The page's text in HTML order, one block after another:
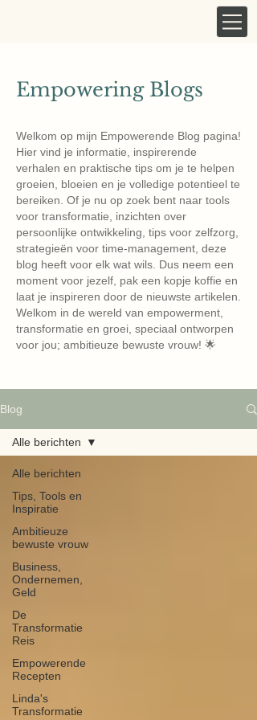
Empowering Blogs
Welkom op mijn Empowerende Blog pagina!
Hier vind je informatie, inspirerende
verhalen en praktische tips om je te helpen
groeien, bloeien en je volledige potentieel te
bereiken. Of je nu op zoek bent naar tools
voor transformatie, inzichten over
persoonlijke ontwikkeling, tips voor zelfzorg,
strategieën voor time-management, deze
blog heeft voor elk wat wils. Dus neem een ​​
moment voor jezelf, pak een kopje koffie en
laat je inspireren door de nieuwste artikelen.
Welkom in de wereld van empowerment,
transformatie en groei, speciaal ontworpen
voor jou; ambitieuze bewuste vrouw! 🌟
Blog
Alle berichten
Tips, Tools en
Inspiratie
Ambitieuze
bewuste vrouw
Business,
Ondernemen,
Geld
De
Transformatie
Reis
Empowerende
Recepten
Linda's
Transformatie
Alle berichten